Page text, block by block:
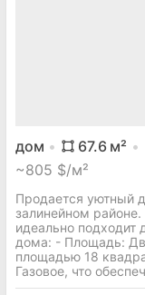
дом 67.6м²
~805 $/м²
Продается уютный
залинейном
идеально подходит
дома: - Площадь:
площадью 18
Газовое, что